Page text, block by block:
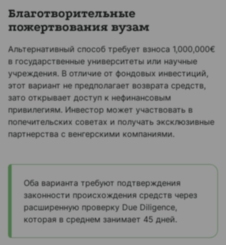
Благотворительные
пожертвования вузам
Альтернативный способ требует взноса 1,000,000€
в государственные университеты или научные
учреждения. В отличие от фондовых инвестиций,
этот вариант не предполагает возврата средств,
зато открывает доступ к нефинансовым
привилегиям. Инвестор может участвовать в
попечительских советах и получать эксклюзивные
партнерства с венгерскими компаниями.
Оба варианта требуют подтверждения
законности происхождения средств через
расширенную проверку Due Diligence,
которая в среднем занимает 45 дней.